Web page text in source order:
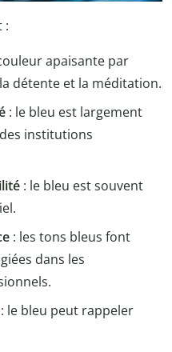
:
apaisante par
détente et la méditation.
: le bleu est largement
institutions
: le bleu est souvent
: les tons bleus font
dans les
: le bleu peut rappeler